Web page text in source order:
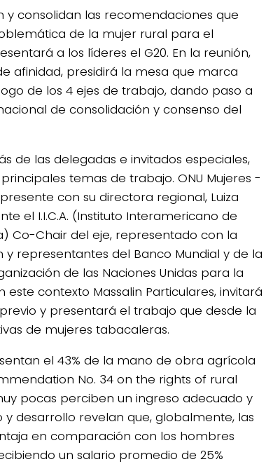
consolidan las recomendaciones que
de la mujer rural para el
a los líderes el G20. En la reunión,
afinidad, presidirá la mesa que marca
de los 4 ejes de trabajo, dando paso a
de consolidación y consenso del
de las delegadas e invitados especiales,
temas de trabajo. ONU Mujeres -
con su directora regional, Luiza
el I.I.C.A. (Instituto Interamericano de
Co-Chair del eje, representado con la
representantes del Banco Mundial y de la
de las Naciones Unidas para la
este contexto Massalin Particulares, invitará
y presentará el trabajo que desde la
de mujeres tabacaleras.
el 43% de la mano de obra agrícola
No. 34 on the rights of rural
pocas perciben un ingreso adecuado y
desarrollo revelan que, globalmente, las
en comparación con los hombres
un salario promedio de 25%